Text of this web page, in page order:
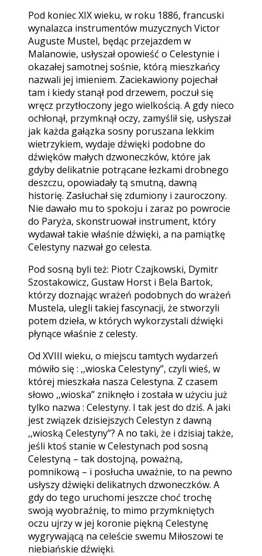
Pod koniec XIX wieku, w roku 1886, francuski
wynalazca instrumentów muzycznych Victor
Auguste Mustel, będąc przejazdem w
Malanowie, usłyszał opowieść o Celestynie i
okazałej samotnej sośnie, którą mieszkańcy
nazwali jej imieniem. Zaciekawiony pojechał
tam i kiedy stanął pod drzewem, poczuł się
wręcz przytłoczony jego wielkością. A gdy nieco
ochłonął, przymknął oczy, zamyślił się, usłyszał
jak każda gałązka sosny poruszana lekkim
wietrzykiem, wydaje dźwięki podobne do
dźwięków małych dzwoneczków, które jak
gdyby delikatnie potrącane łezkami drobnego
deszczu, opowiadały tą smutną, dawną
historię. Zasłuchał się zdumiony i zauroczony.
Nie dawało mu to spokoju i zaraz po powrocie
do Paryża, skonstruował instrument, który
wydawał takie właśnie dźwięki, a na pamiątkę
Celestyny nazwał go celesta.
Pod sosną byli też: Piotr Czajkowski, Dymitr
Szostakowicz, Gustaw Horst i Bela Bartok,
którzy doznając wrażeń podobnych do wrażeń
Mustela, ulegli takiej fascynacji, że stworzyli
potem dzieła, w których wykorzystali dźwięki
płynące właśnie z celesty.
Od XVIII wieku, o miejscu tamtych wydarzeń
mówiło się : ,,wioska Celestyny”, czyli wieś, w
której mieszkała nasza Celestyna. Z czasem
słowo ,,wioska” zniknęło i została w użyciu już
tylko nazwa : Celestyny. I tak jest do dziś. A jaki
jest związek dzisiejszych Celestyn z dawną
,,wioską Celestyny”? A no taki, że i dzisiaj także,
jeśli ktoś stanie w Celestynach pod sosną
Celestyną – tak dostojną, poważną,
pomnikową – i posłucha uważnie, to na pewno
usłyszy dźwięki delikatnych dzwoneczków. A
gdy do tego uruchomi jeszcze choć trochę
swoją wyobraźnię, to mimo przymkniętych
oczu ujrzy w jej koronie piękną Celestynę
wygrywającą na celeście swemu Miłoszowi te
niebiańskie dźwięki.